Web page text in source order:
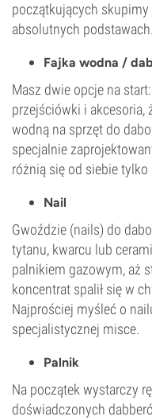
początkujących
absolutnych podstawach.
Fajka wodna /
Masz dwie opcje na
przejściówki i akcesoria,
wodną na sprzęt do
specjalnie
różnią się od siebie tylko
Nail
Gwoździe (nails) do
tytanu, kwarcu lub
palnikiem gazowym, aż
koncentrat spalił się w
Najprościej myśleć o
specjalistycznej misce.
Palnik
Na początek wystarczy
doświadczonych